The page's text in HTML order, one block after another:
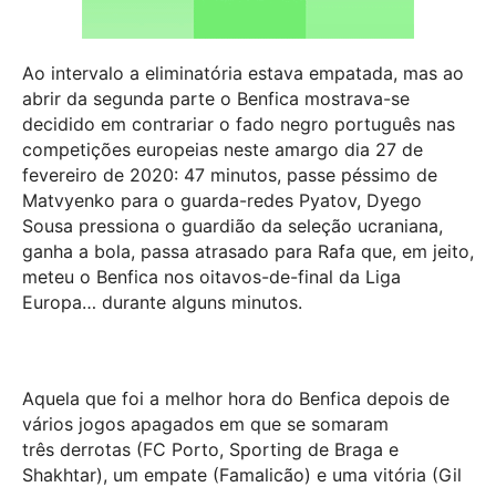
Ao intervalo a eliminatória estava empatada, mas ao
abrir da segunda parte o Benfica mostrava-se
decidido em contrariar o fado negro português nas
competições europeias neste amargo dia 27 de
fevereiro de 2020: 47 minutos, passe péssimo de
Matvyenko para o guarda-redes Pyatov, Dyego
Sousa pressiona o guardião da seleção ucraniana,
ganha a bola, passa atrasado para Rafa que, em jeito,
meteu o Benfica nos oitavos-de-final da Liga
Europa… durante alguns minutos.
Aquela que foi a melhor hora do Benfica depois de
vários jogos apagados em que se somaram
três derrotas (FC Porto, Sporting de Braga e
Shakhtar), um empate (Famalicão) e uma vitória (Gil